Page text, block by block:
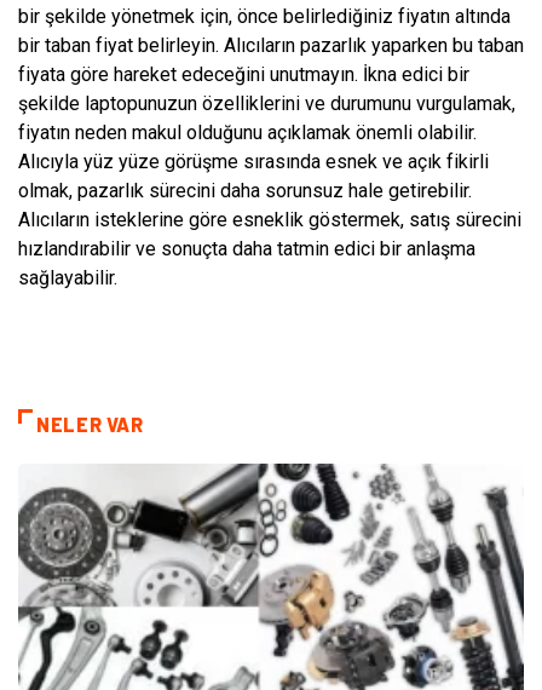
bir şekilde yönetmek için, önce belirlediğiniz fiyatın altında
bir taban fiyat belirleyin. Alıcıların pazarlık yaparken bu taban
fiyata göre hareket edeceğini unutmayın. İkna edici bir
şekilde laptopunuzun özelliklerini ve durumunu vurgulamak,
fiyatın neden makul olduğunu açıklamak önemli olabilir.
Alıcıyla yüz yüze görüşme sırasında esnek ve açık fikirli
olmak, pazarlık sürecini daha sorunsuz hale getirebilir.
Alıcıların isteklerine göre esneklik göstermek, satış sürecini
hızlandırabilir ve sonuçta daha tatmin edici bir anlaşma
sağlayabilir.
NELER VAR